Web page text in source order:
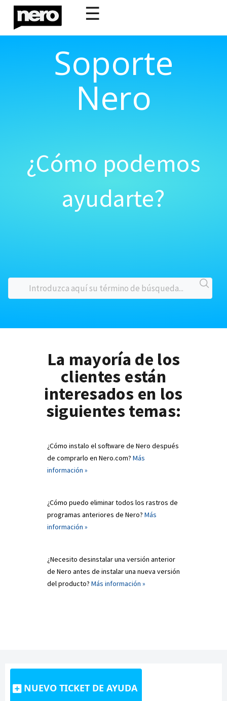
☰
Soporte
Nero
¿Cómo podemos
ayudarte?
La mayoría de los
clientes están
interesados en los
siguientes temas:
¿Cómo instalo el software de Nero después
de comprarlo en Nero.com? Más
información »
¿Cómo puedo eliminar todos los rastros de
programas anteriores de Nero? Más
información »
¿Necesito desinstalar una versión anterior
de Nero antes de instalar una nueva versión
del producto? Más información »
NUEVO TICKET DE AYUDA